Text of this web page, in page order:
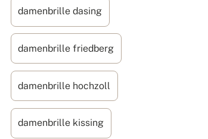
damenbrille dasing
damenbrille friedberg
damenbrille hochzoll
damenbrille kissing